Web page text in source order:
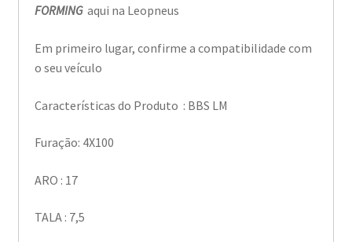
FORMING aqui na Leopneus
Em primeiro lugar, confirme a compatibilidade com
o seu veículo
Características do Produto : BBS LM
Furação: 4X100
ARO : 17
TALA : 7,5